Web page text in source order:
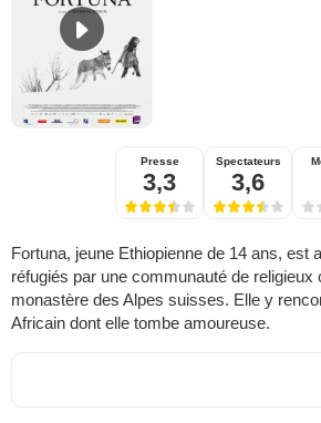
Presse
3,3
Spectateurs
3,6
Fortuna, jeune Ethiopienne de 14 ans, est
réfugiés par une communauté de religieux
monastère des Alpes suisses. Elle y
Africain dont elle tombe amoureuse.